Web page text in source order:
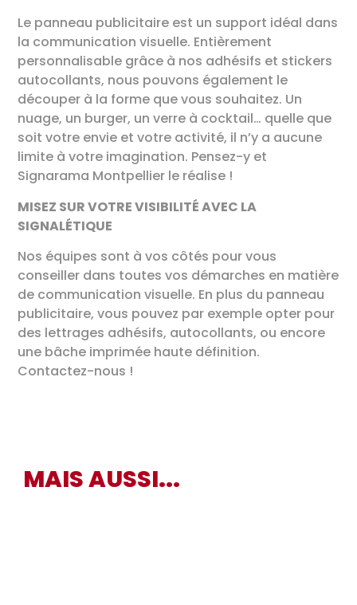
Le panneau publicitaire est un support idéal dans
la communication visuelle. Entièrement
personnalisable grâce à nos adhésifs et stickers
autocollants, nous pouvons également le
découper à la forme que vous souhaitez. Un
nuage, un burger, un verre à cocktail… quelle que
soit votre envie et votre activité, il n’y a aucune
limite à votre imagination. Pensez-y et
Signarama Montpellier le réalise !
MISEZ SUR VOTRE VISIBILITÉ AVEC LA
SIGNALÉTIQUE
Nos équipes sont à vos côtés pour vous
conseiller dans toutes vos démarches en matière
de communication visuelle. En plus du panneau
publicitaire, vous pouvez par exemple opter pour
des lettrages adhésifs, autocollants, ou encore
une bâche imprimée haute définition.
Contactez-nous !
MAIS AUSSI...